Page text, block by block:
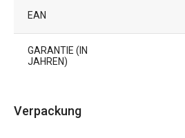
EAN
GARANTIE (IN
JAHREN)
Verpackung